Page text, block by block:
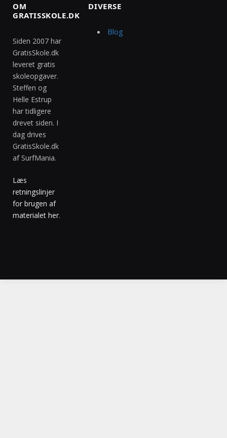
OM
GRATISSKOLE.DK
Siden 2007 har
GratisSkole.dk
leveret gratis
skoleopgaver.
Steffen og
Helle Estrup
har tidligere
drevet siden. I
dag drives
GratisSkole.dk
af SurfMania.
Læs
retningslinjer
for brugen af
materialet her.
DIVERSE
Blog